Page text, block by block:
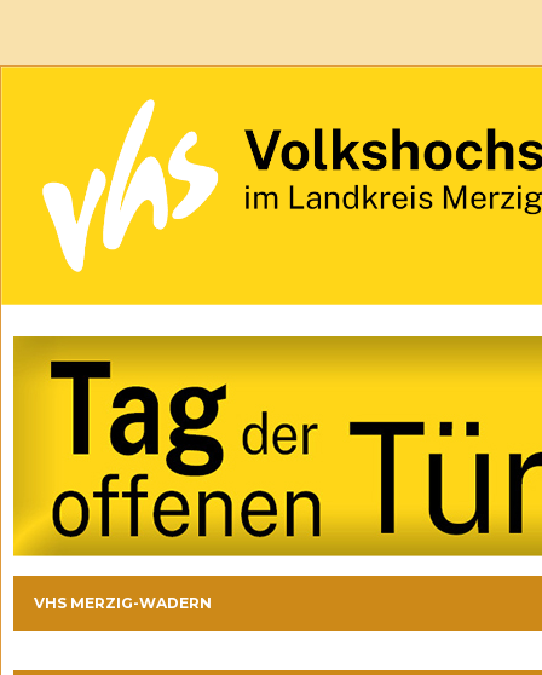
VHS MERZIG-WADERN